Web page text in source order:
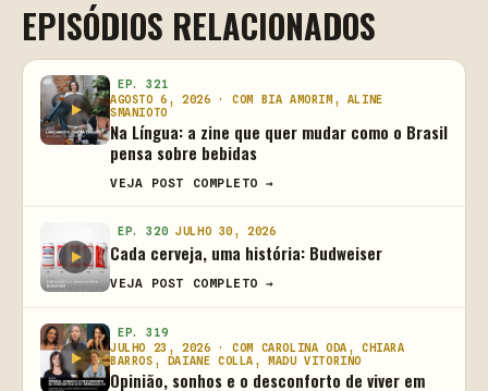
EPISÓDIOS RELACIONADOS
EP. 321
AGOSTO 6, 2026 · COM BIA AMORIM, ALINE
SMANIOTO
Na Língua: a zine que quer mudar como o Brasil
pensa sobre bebidas
VEJA POST COMPLETO →
EP. 320 JULHO 30, 2026
Cada cerveja, uma história: Budweiser
VEJA POST COMPLETO →
EP. 319
JULHO 23, 2026 · COM CAROLINA ODA, CHIARA
BARROS, DAIANE COLLA, MADU VITORINO
Opinião, sonhos e o desconforto de viver em